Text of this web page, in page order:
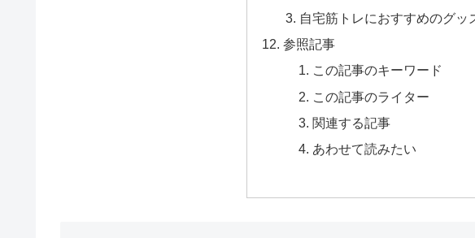
自宅筋トレにおすすめのグ
参照記事
この記事のキーワード
この記事のライター
関連する記事
あわせて読みたい